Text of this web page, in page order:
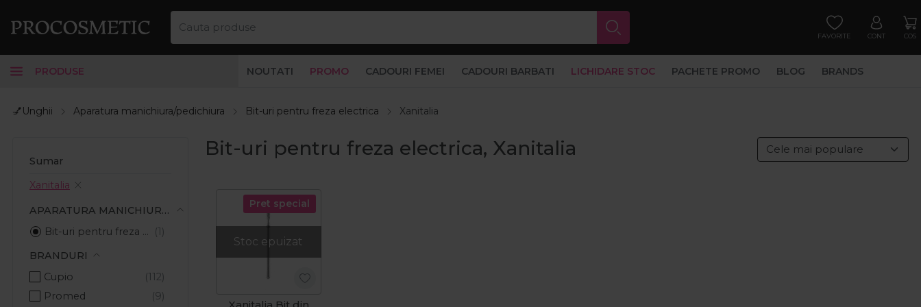
FAVORITE CONT COS
PRODUSE NOUTATI PROMO CADOURI FEMEI CADOURI BARBATI LICHIDARE STOC PACHETE PROMO BLOG BRANDS
💅Unghii Aparatura manichiura/pedichiura Bit-uri pentru freza electrica Xanitalia
Sumar
Xanitalia
APARATURA MANICHIURA/PEDICHIURA
Bit-uri pentru freza electrica
BRANDURI
Cupio
Promed
Bit-uri pentru freza electrica, Xanitalia
Stoc epuizat
Pret special